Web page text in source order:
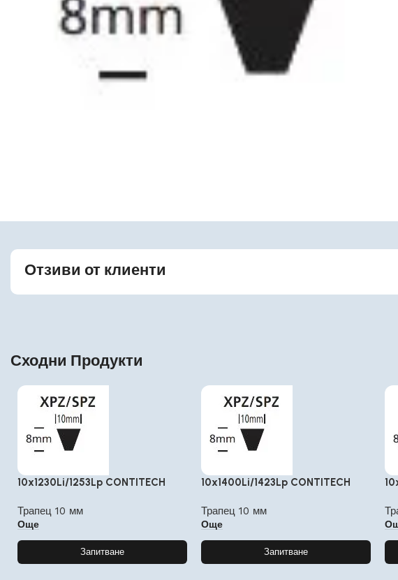
Отзиви от клиенти
Сходни Продукти
10x1230Li/1253Lp CONTITECH
Трапец 10 мм
Още
Запитване
10x1400Li/1423Lp CONTITECH
Трапец 10 мм
Още
Запитване